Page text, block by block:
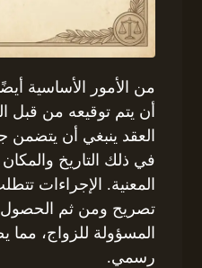
من الأمور الأساسية
أن يتم توقيعه من قبل
العقد ينبغي أن يتضمن
في ذلك التاريخ
المعنية. الإجراءات
تصريح ومن ثم
المسؤولة للزواج،
رسمي.